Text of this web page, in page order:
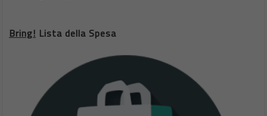
Bring! Lista della Spesa